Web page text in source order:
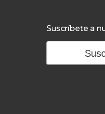
Suscríbete a